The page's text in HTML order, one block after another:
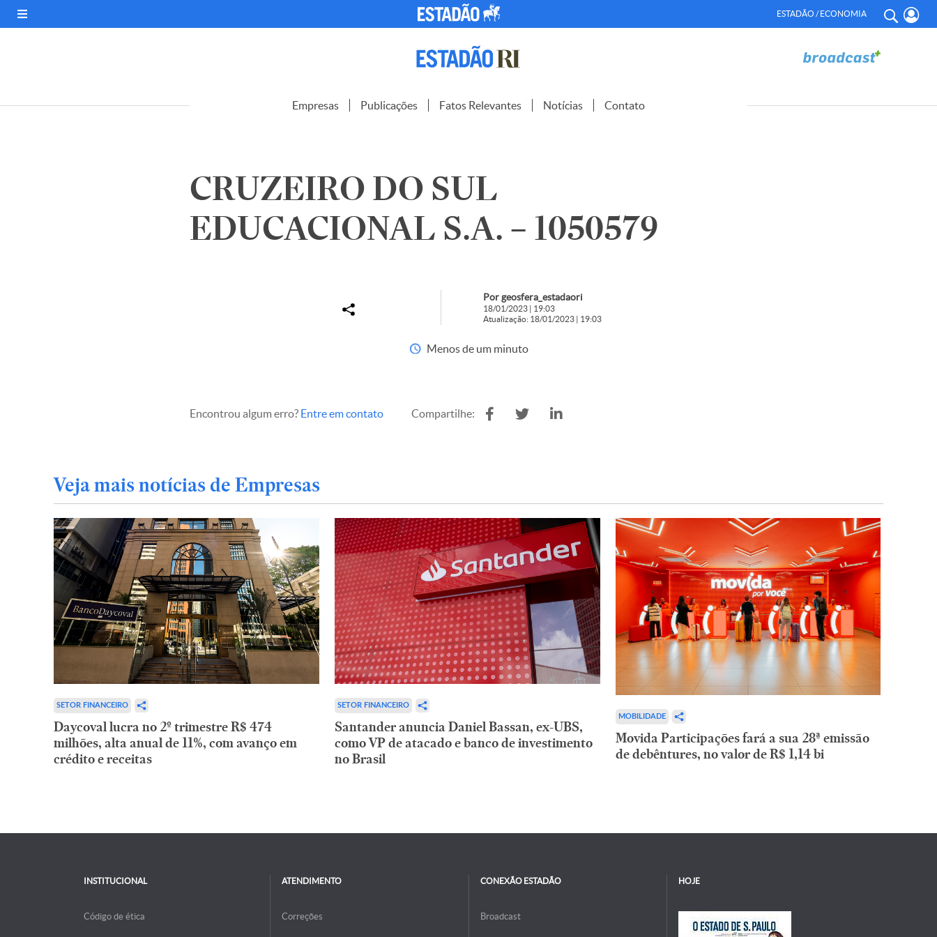
ESTADÃO / ECONOMIA
Empresas Publicações Fatos Relevantes Notícias Contato
CRUZEIRO DO SUL
EDUCACIONAL S.A. – 1050579
Por geosfera_estadaori
18/01/2023 | 19:03
Atualização: 18/01/2023 | 19:03
Menos de um minuto
Encontrou algum erro? Entre em contato Compartilhe:
Veja mais notícias de Empresas
SETOR FINANCEIRO
Daycoval lucra no 2º trimestre R$ 474
milhões, alta anual de 11%, com avanço em
crédito e receitas
SETOR FINANCEIRO
Santander anuncia Daniel Bassan, ex-UBS,
como VP de atacado e banco de investimento
no Brasil
MOBILIDADE
Movida Participações fará a sua 28ª emissão
de debêntures, no valor de R$ 1,14 bi
INSTITUCIONAL
Código de ética
ATENDIMENTO
Correções
CONEXÃO ESTADÃO
Broadcast
HOJE